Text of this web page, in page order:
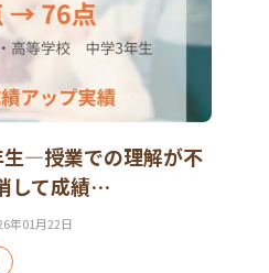
―授業での理解が不
して成績…
年01月22日